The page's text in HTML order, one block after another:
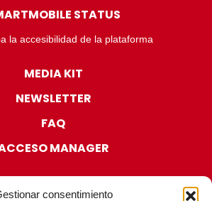
consentimiento
STATUS
la accesibilidad de la plataforma
MEDIA KIT
NEWSLETTER
FAQ
MANAGER